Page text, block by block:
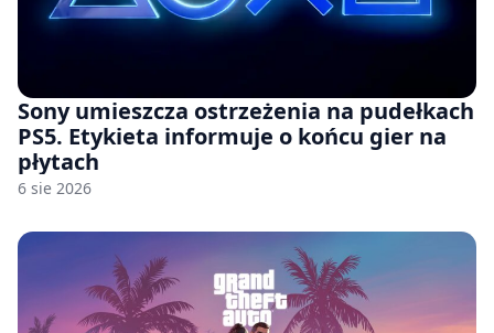
Sony umieszcza ostrzeżenia na pudełkach
PS5. Etykieta informuje o końcu gier na
płytach
6 sie 2026